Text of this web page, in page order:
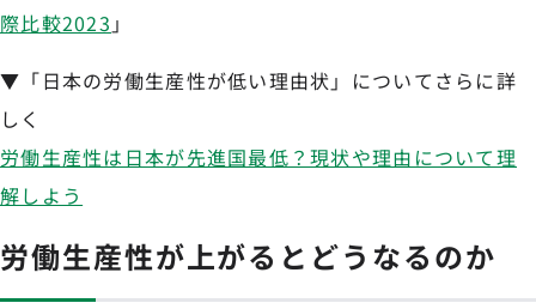
際比較2023 」
▼「日本の労働生産性が低い理由状」についてさらに詳
しく
労働生産性は日本が先進国最低？現状や理由について理
解しよう
労働生産性が上がるとどうなるのか